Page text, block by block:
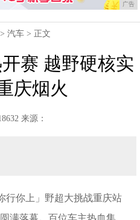
广告
>汽车 > 正文
赛 越野硬核实
庆烟火
来源：
行你上」野超大挑战重庆站
满落幕。百位车主热血集